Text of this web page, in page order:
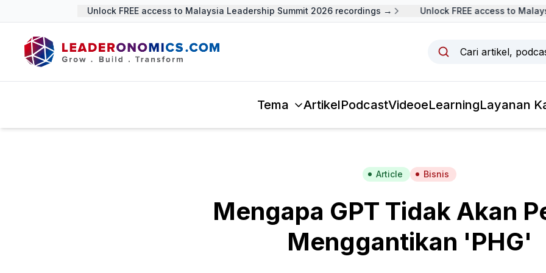
Unlock FREE access to Malaysia Leadership Summit 2026 recordings → Unlock FREE access to
Cari artikel,
Tema ArtikelPodcastVideoeLearningLayanan
Article Bisnis
Mengapa GPT Tidak Akan
Menggantikan 'PHG'